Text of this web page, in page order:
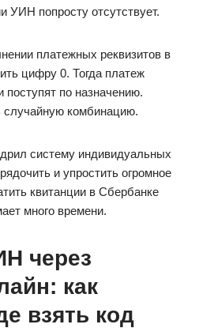
УИН попросту отсутствует.
платежных реквизитов в
цифру 0. Тогда платеж
поступят по назначению.
случайную комбинацию.
систему индивидуальных
и упростить огромное
квитанции в Сбербанке
много времени.
через
как
взять код